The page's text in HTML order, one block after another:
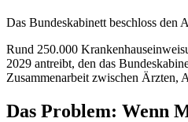
Das Bundeskabinett beschloss
Rund 250.000
2029 antreibt, den das
Zusammenarbeit zwischen Ärzten,
Das Problem: Wenn